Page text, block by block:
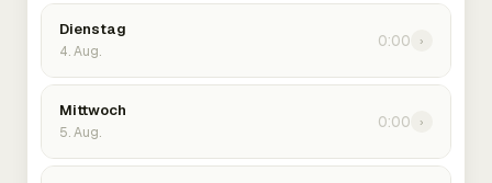
Dienstag
4. Aug.
0:00 ›
Mittwoch
5. Aug.
0:00 ›